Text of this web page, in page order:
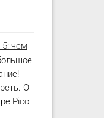
5: чем
От
Pico